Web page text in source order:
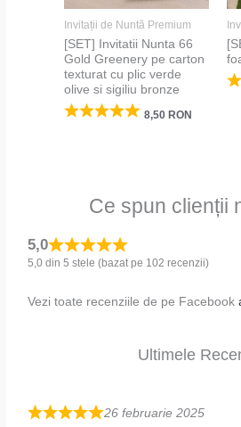
Invitații de Nuntă Premium
[SET] Invitatii Nunta 66
Gold Greenery pe carton
texturat cu plic verde
olive si sigiliu bronze
8,50 RON
Ce spun clienții
5,0
5,0 din 5 stele (bazat pe 102 recenzii)
Vezi toate recenziile de pe Facebook
Ultimele
26 februarie 2025